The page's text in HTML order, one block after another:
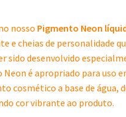
nosso Pigmento Neon
e cheias de personalidade
sido desenvolvido
é apropriado para uso
cosmético a base de água,
cor vibrante ao produto.